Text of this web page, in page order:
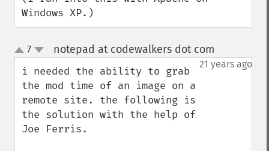
Windows XP.)
up
down
7 notepad at codewalkers dot com
21 years ago
i needed the ability to grab
the mod time of an image on a
remote site. the following is
the solution with the help of
Joe Ferris.